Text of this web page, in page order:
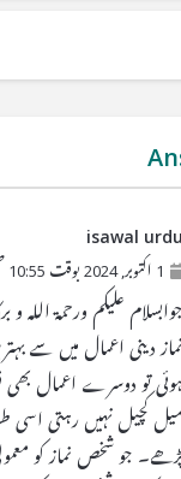
isawal urdu
1 اکتوبر, 2024 بوقت 10:55 صبح
جوابسلام علیکم ورحمۃ اللہ و
نماز دینی اعمال میں سے
ہوئی تو دوسرے اعمال
کچیل نہیں رہتی اسی
جو شخص نماز کو